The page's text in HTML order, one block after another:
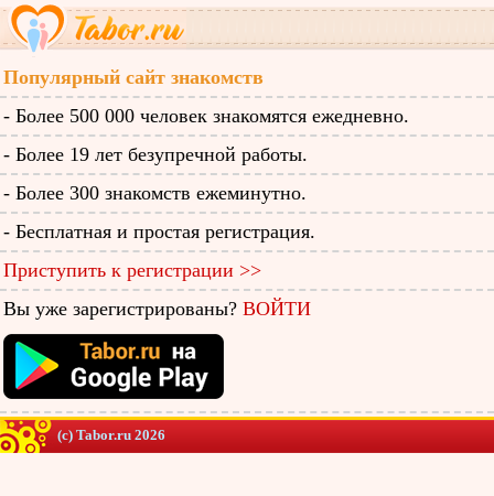
Популярный сайт знакомств
- Более 500 000 человек знакомятся ежедневно.
- Более 19 лет безупречной работы.
- Более 300 знакомств ежеминутно.
- Бесплатная и простая регистрация.
Приступить к регистрации >>
Вы уже зарегистрированы? ВОЙТИ
(c) Tabor.ru 2026